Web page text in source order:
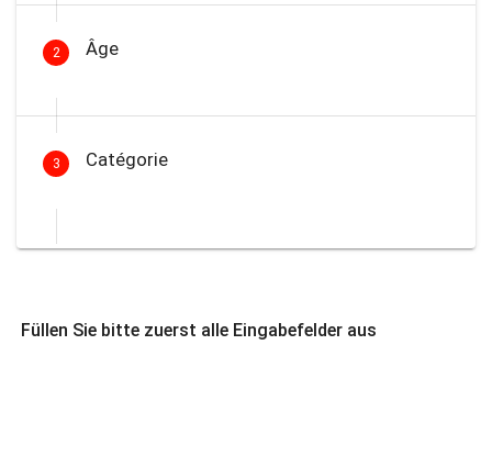
2 Âge
3 Catégorie
Füllen Sie bitte zuerst alle Eingabefelder aus